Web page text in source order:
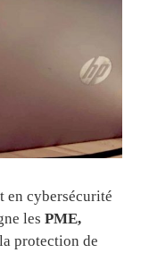
en cybersécurité
les PME,
protection de